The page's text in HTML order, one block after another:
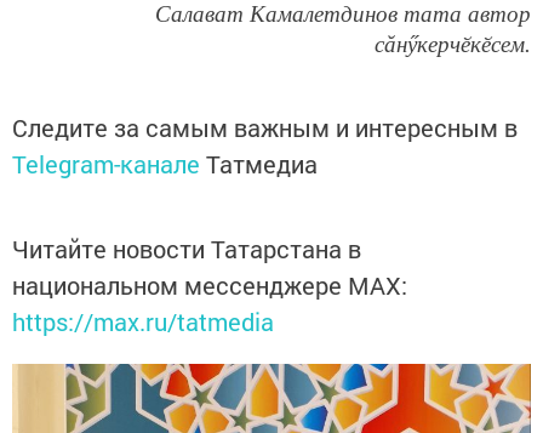
Салават Камалетдинов тата автор
сăнӳкерчӗкӗсем.
Следите за самым важным и интересным в
Telegram-канале Татмедиа
Читайте новости Татарстана в
национальном мессенджере MАХ:
https://max.ru/tatmedia